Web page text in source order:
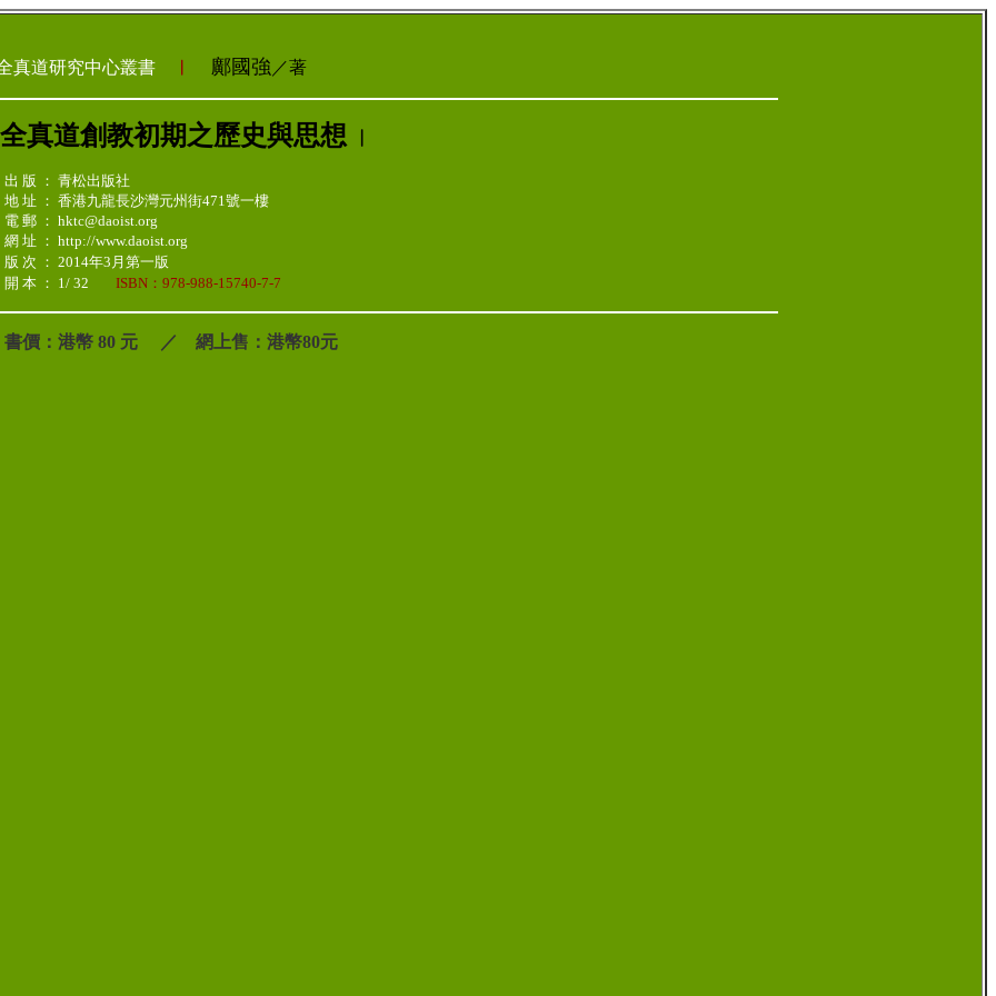
真道研究中心叢書 鄺國強 ／著
全真道創教初期之歷史與思想
出 版 ： 青松出版社
地 址 ： 香港九龍長沙灣元州街471號一樓
電 郵 ： hktc@daoist.org
網 址 ： http://www.daoist.org
版 次 ： 2014年3月第一版
開 本 ： 1/ 32
ISBN：978-988-15740-7-7
書價：港幣 80 元 ／ 網上售：港幣80元